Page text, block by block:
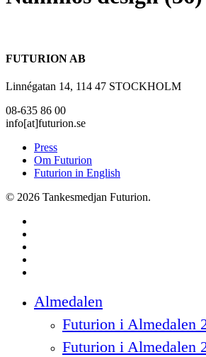
FUTURION AB
Linnégatan 14, 114 47 STOCKHOLM
08-635 86 00
info[at]futurion.se
Press
Om Futurion
Futurion in English
© 2026 Tankesmedjan Futurion.
Menu
Almedalen
Futurion i Almedalen
Futurion i Almedalen